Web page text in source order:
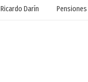
Ricardo Darín Pensiones